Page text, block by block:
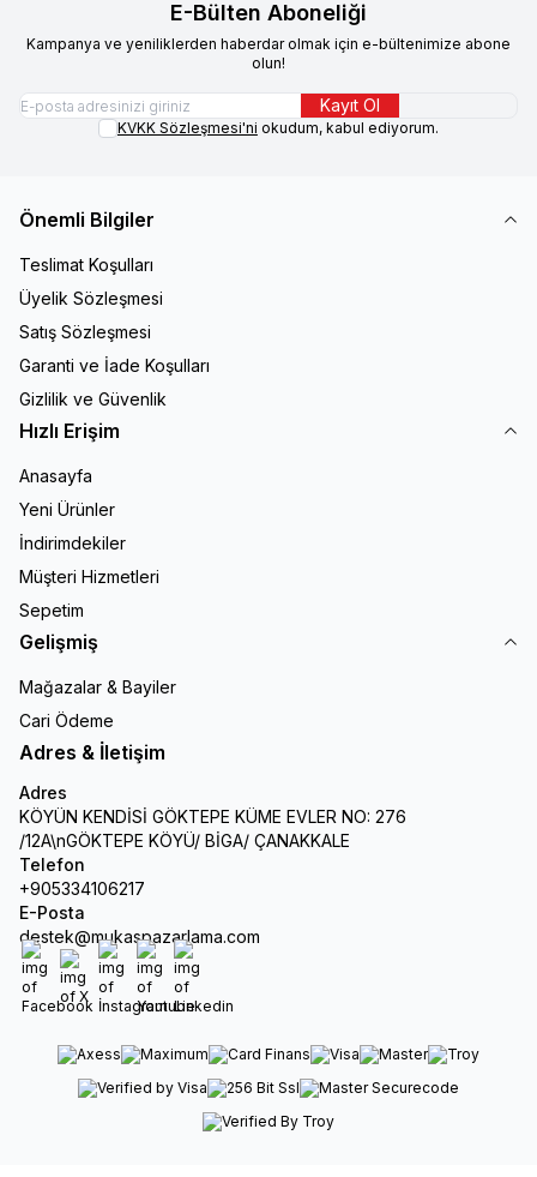
E-Bülten Aboneliği
Kampanya ve yeniliklerden haberdar olmak için e-bültenimize abone
olun!
Kayıt Ol
KVKK Sözleşmesi'ni okudum, kabul ediyorum.
Önemli Bilgiler
Teslimat Koşulları
Üyelik Sözleşmesi
Satış Sözleşmesi
Garanti ve İade Koşulları
Gizlilik ve Güvenlik
Hızlı Erişim
Anasayfa
Yeni Ürünler
İndirimdekiler
Müşteri Hizmetleri
Sepetim
Gelişmiş
Mağazalar & Bayiler
Cari Ödeme
Adres & İletişim
Adres
KÖYÜN KENDİSİ GÖKTEPE KÜME EVLER NO: 276
/12A\nGÖKTEPE KÖYÜ/ BİGA/ ÇANAKKALE
Telefon
+905334106217
E-Posta
destek@mukaspazarlama.com
Facebook
X İnstagram
Youtube